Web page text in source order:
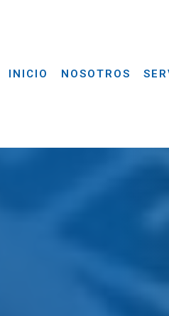
INICIO NOSOTROS